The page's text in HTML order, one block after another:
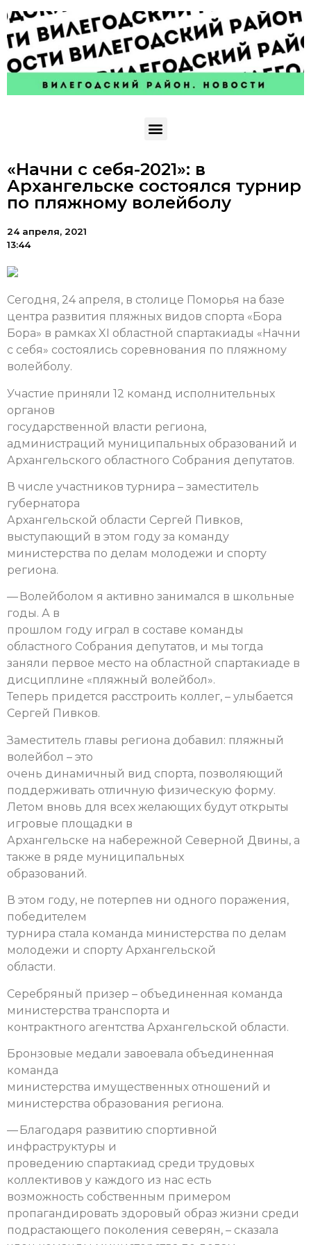
«Начни с себя-2021»: в
Архангельске состоялся турнир
по пляжному волейболу
24 апреля, 2021
13:44
Сегодня, 24 апреля, в столице Поморья на базе
центра развития пляжных видов спорта «Бора
Бора» в рамках XI областной спартакиады «Начни
с себя» состоялись соревнования по пляжному
волейболу.
Участие приняли 12 команд исполнительных
органов
государственной власти региона,
администраций муниципальных образований и
Архангельского областного Собрания депутатов.
В числе участников турнира – заместитель
губернатора
Архангельской области Сергей Пивков,
выступающий в этом году за команду
министерства по делам молодежи и спорту
региона.
— Волейболом я активно занимался в школьные
годы. А в
прошлом году играл в составе команды
областного Собрания депутатов, и мы тогда
заняли первое место на областной спартакиаде в
дисциплине «пляжный волейбол».
Теперь придется расстроить коллег, – улыбается
Сергей Пивков.
Заместитель главы региона добавил: пляжный
волейбол – это
очень динамичный вид спорта, позволяющий
поддерживать отличную физическую форму.
Летом вновь для всех желающих будут открыты
игровые площадки в
Архангельске на набережной Северной Двины, а
также в ряде муниципальных
образований.
В этом году, не потерпев ни одного поражения,
победителем
турнира стала команда министерства по делам
молодежи и спорту Архангельской
области.
Серебряный призер – объединенная команда
министерства транспорта и
контрактного агентства Архангельской области.
Бронзовые медали завоевала объединенная
команда
министерства имущественных отношений и
министерства образования региона.
— Благодаря развитию спортивной
инфраструктуры и
проведению спартакиад среди трудовых
коллективов у каждого из нас есть
возможность собственным примером
пропагандировать здоровый образ жизни среди
подрастающего поколения северян, – сказала